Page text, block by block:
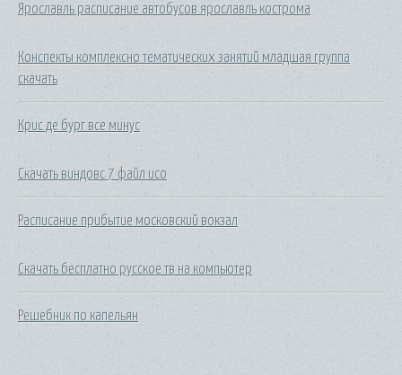
Ярославль расписание автобусов ярославль кострома
Конспекты комплексно тематических занятий младшая группа
скачать
Крис де бург все минус
Скачать виндовс 7 файл исо
Расписание прибытие московский вокзал
Скачать бесплатно русское тв на компьютер
Решебник по капельян